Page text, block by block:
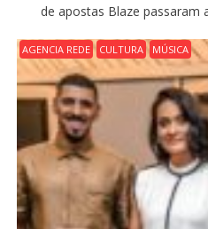
de apostas Blaze passaram
AGENCIA REDE CULTURA MÚSICA